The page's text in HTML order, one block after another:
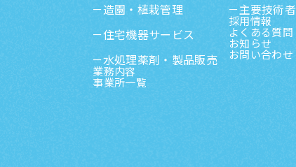
造園・植栽管理
住宅機器サービス
水処理薬剤・製品販売
業務内容
事業所一覧
主要技術者
採用情報
よくある質問
お知らせ
お問い合わせ